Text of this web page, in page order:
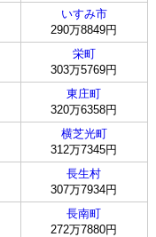
いすみ市
290万8849円
栄町
303万5769円
東庄町
320万6358円
横芝光町
312万7345円
長生村
307万7934円
長南町
272万7880円